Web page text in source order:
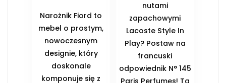
Narożnik Fiord to
mebel o prostym,
nowoczesnym
designie, który
doskonale
komponuje się z
nutami
zapachowymi
Lacoste Style In
Play? Postaw na
francuski
odpowiednik N° 145